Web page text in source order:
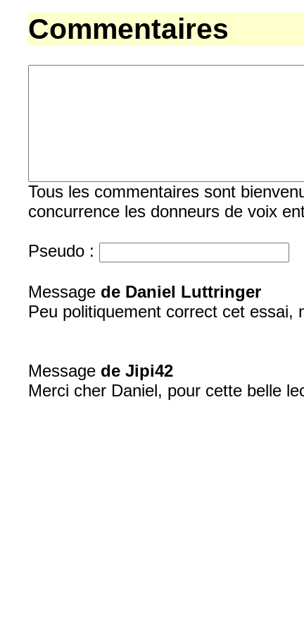
Commentaires
Tous les commentaires sont
concurrence les donneurs de voix
Pseudo :
Message de Daniel Luttringer
Peu politiquement correct cet essai,
Message de Jipi42
Merci cher Daniel, pour cette belle